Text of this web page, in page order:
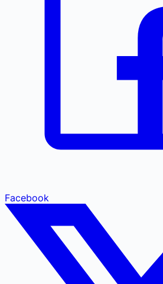
Facebook